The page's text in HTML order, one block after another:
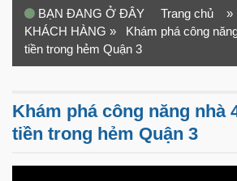
BẠN ĐANG Ở ĐÂY Trang chủ »
KHÁCH HÀNG » Khám phá công
tiền trong hẻm Quận 3
Khám phá công năng nhà
tiền trong hẻm Quận 3